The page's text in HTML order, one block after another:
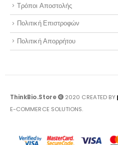
Τρόποι Αποστολής
Πολιτική Επιστροφών
Πολιτική Απορρήτου
ThinkBio.Store 2020 CREATED BY
E-COMMERCE SOLUTIONS.